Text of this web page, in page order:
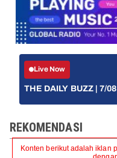
Live Now
THE DAILY BUZZ | 7/08